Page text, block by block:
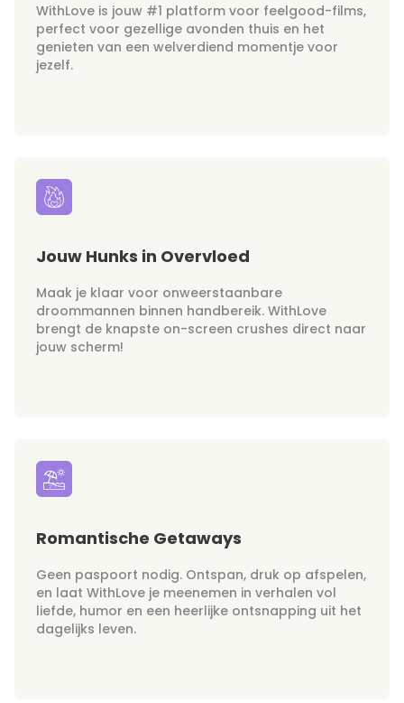
WithLove is jouw #1 platform voor feelgood-films,
perfect voor gezellige avonden thuis en het
genieten van een welverdiend momentje voor
jezelf.
Jouw Hunks in Overvloed
Maak je klaar voor onweerstaanbare
droommannen binnen handbereik. WithLove
brengt de knapste on-screen crushes direct naar
jouw scherm!
Romantische Getaways
Geen paspoort nodig. Ontspan, druk op afspelen,
en laat WithLove je meenemen in verhalen vol
liefde, humor en een heerlijke ontsnapping uit het
dagelijks leven.